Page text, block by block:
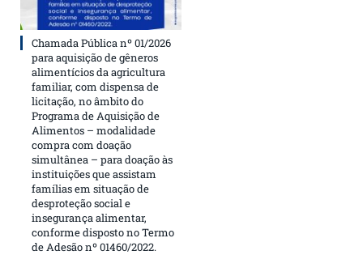
Chamada Pública nº 01/2026
para aquisição de gêneros
alimentícios da agricultura
familiar, com dispensa de
licitação, no âmbito do
Programa de Aquisição de
Alimentos – modalidade
compra com doação
simultânea – para doação às
instituições que assistam
famílias em situação de
desproteção social e
insegurança alimentar,
conforme disposto no Termo
de Adesão nº 01460/2022.